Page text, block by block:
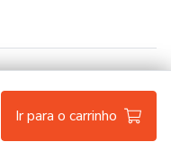
Ir para o carrinho